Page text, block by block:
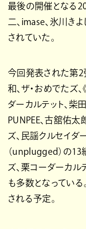
最後の開催となる
二、imase、氷川き
されていた。
今回発表された第2
和、ザ・おめでたズ
ダーカルテット、柴
PUNPEE、古舘佑
ズ、⺠謡クルセイダ
（unplugged）の13
ズ、栗コーダーカル
も多数となってい
される予定。